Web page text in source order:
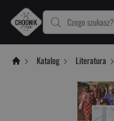
Czego szukasz?
Katalog Literatura